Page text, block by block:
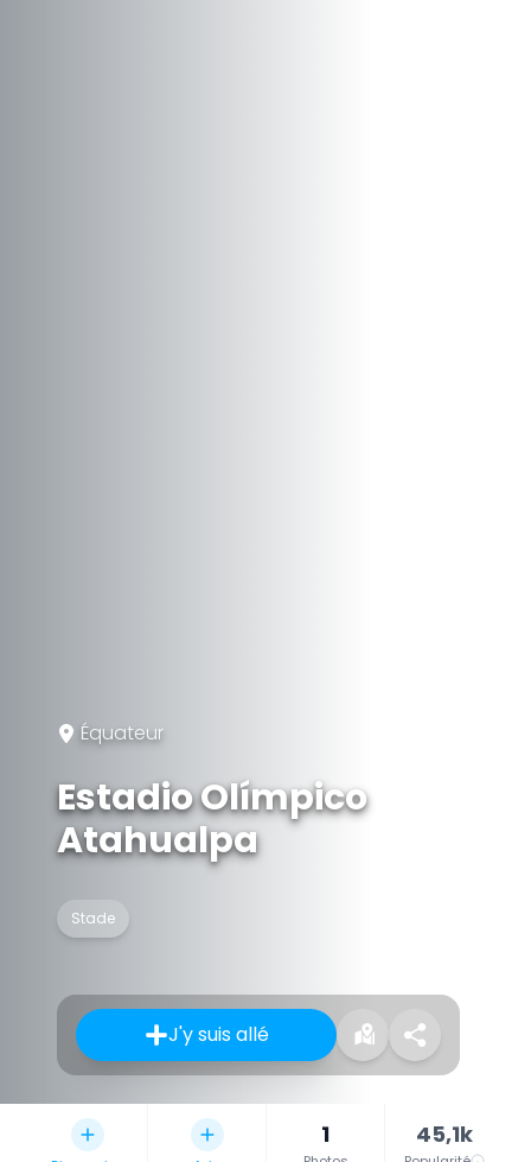
Équateur
Estadio Olímpico
Atahualpa
Stade
J'y suis allé
1 45,1k